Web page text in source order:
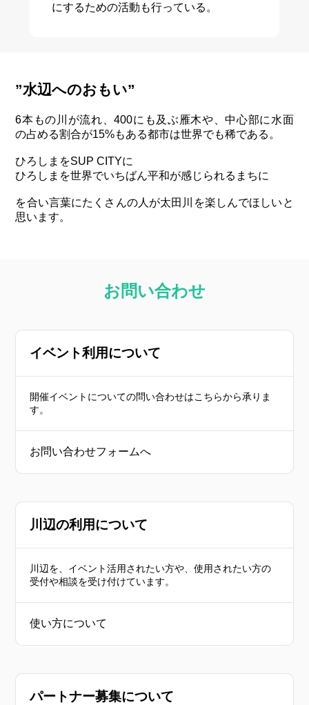
にするための活動も行っている。
”水辺へのおもい”
6本もの川が流れ、400にも及ぶ雁木や、中心部に水面
の占める割合が15%もある都市は世界でも稀である。
ひろしまをSUP CITYに
ひろしまを世界でいちばん平和が感じられるまちに
を合い言葉にたくさんの人が太田川を楽しんでほしいと
思います。
お問い合わせ
イベント利用について
開催イベントについての問い合わせはこちらから承りま
す。
お問い合わせフォームへ
川辺の利用について
川辺を、イベント活用されたい方や、使用されたい方の
受付や相談を受け付けています。
使い方について
パートナー募集について